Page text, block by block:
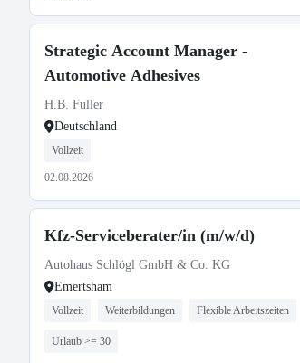
Strategic Account Manager -
Automotive Adhesives
H.B. Fuller
Deutschland
Vollzeit
02.08.2026
Kfz-Serviceberater/in (m/w/d)
Autohaus Schlögl GmbH & Co. KG
Emertsham
Vollzeit Weiterbildungen Flexible Arbeitszeiten
Urlaub >= 30